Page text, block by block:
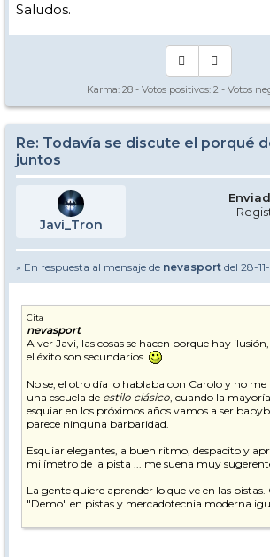
Saludos.
Karma: 28 - Votos positivos: 2 - Votos
Re: Todavía se discute el porqué
juntos
Javi_Tron
» En respuesta al mensaje de nevasport del 28-
Cita
nevasport
A ver Javi, las cosas se hacen porque hay
el éxito son secundarios
No se, el otro día lo hablaba con Carolo y no
una escuela de estilo clásico, cuando la
esquiar en los próximos años vamos a ser
parece ninguna barbaridad.
Esquiar elegantes, a buen ritmo, despacito y
milímetro de la pista ... me suena muy
La gente quiere aprender lo que ve en las
"Demo" en pistas y mercadotecnia moderna
Eso sí, tiene mucho curro montar eso y un